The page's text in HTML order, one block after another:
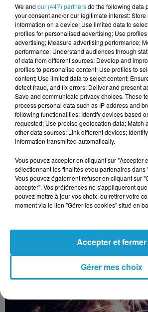
LOTO DU PATRIMOINE 2025 :
MONUMENTS RETENUS EN
DANS...
BRETAGNE : EXPLOSIONS EN
CAMPING, PLUSIEURS
We and our (447) partnersdo the following data
your consent and/or our legitimate interest:
information on a device; Use limited data to
profiles for personalised advertising; Use
advertising; Measure advertising performance;
performance; Understand audiences through
of data from different sources; Develop and
profiles to personalise content; Use profiles to
content; Use limited data to select content;
detect fraud, and fix errors; Deliver and present
Save and communicate privacy choices. These
process personal data such as IP address and
following functionalities: Identify devices based
requested; Use precise geolocation data; Match
other data sources; Link different devices;
information transmitted automatically.
Vous pouvez accepter en cliquant sur "Accepter
sélectionnant les finalités et/ou partenaires dans
Vous pouvez également refuser en cliquant sur
accepter". Vos préférences ne s'appliqueront
pouvez mettre à jour vos choix, ou retirer votre
moment via le lien "Gérer les cookies" situé en
Gérer mes choix
Accepter et fermer